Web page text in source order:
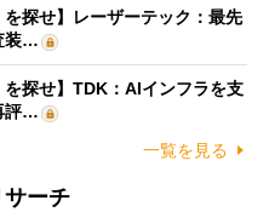
を探せ】レーザーテック：最先
装…
を探せ】TDK：AIインフラを支
評…
一覧を見る
サーチ